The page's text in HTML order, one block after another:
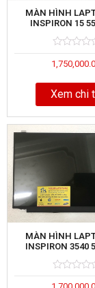
MÀN HÌNH
INSPIRON 15
0
of
Xem chi
MÀN HÌNH
INSPIRON 3540